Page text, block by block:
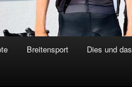
Breitensport Dies und das